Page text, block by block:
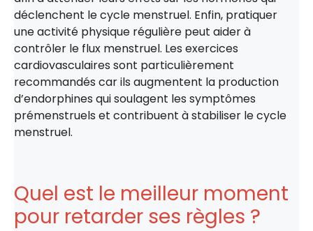
déclenchent le cycle menstruel. Enfin, pratiquer
une activité physique régulière peut aider à
contrôler le flux menstruel. Les exercices
cardiovasculaires sont particulièrement
recommandés car ils augmentent la production
d’endorphines qui soulagent les symptômes
prémenstruels et contribuent à stabiliser le cycle
menstruel.
Quel est le meilleur moment
pour retarder ses règles ?